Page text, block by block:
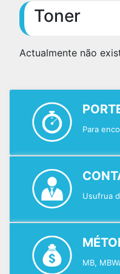
Toner
Actualmente não
Para
Usufrua
MB,